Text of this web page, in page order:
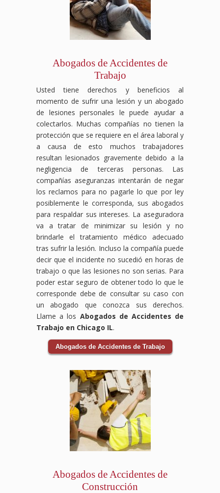
Abogados de Accidentes de
Trabajo
Usted tiene derechos y beneficios al
momento de sufrir una lesión y un abogado
de lesiones personales le puede ayudar a
colectarlos. Muchas compañías no tienen la
protección que se requiere en el área laboral y
a causa de esto muchos trabajadores
resultan lesionados gravemente debido a la
negligencia de terceras personas. Las
compañías aseguranzas intentarán de negar
los reclamos para no pagarle lo que por ley
posiblemente le corresponda, sus abogados
para respaldar sus intereses. La aseguradora
va a tratar de minimizar su lesión y no
brindarle el tratamiento médico adecuado
tras sufrir la lesión. Incluso la compañía puede
decir que el incidente no sucedió en horas de
trabajo o que las lesiones no son serias. Para
poder estar seguro de obtener todo lo que le
corresponde debe de consultar su caso con
un abogado que conozca sus derechos.
Llame a los Abogados de Accidentes de
Trabajo en Chicago IL.
Abogados de Accidentes de Trabajo
Abogados de Accidentes de
Construcción